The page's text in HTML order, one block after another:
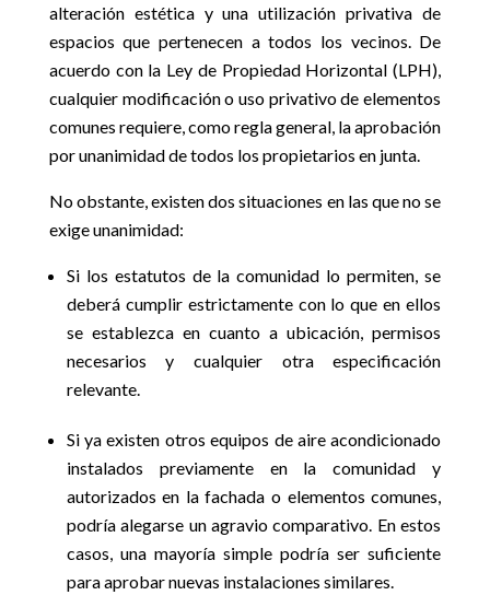
alteración estética y una utilización privativa de
espacios que pertenecen a todos los vecinos. De
acuerdo con la Ley de Propiedad Horizontal (LPH),
cualquier modificación o uso privativo de elementos
comunes requiere, como regla general, la aprobación
por unanimidad de todos los propietarios en junta.
No obstante, existen dos situaciones en las que no se
exige unanimidad:
Si los estatutos de la comunidad lo permiten, se
deberá cumplir estrictamente con lo que en ellos
se establezca en cuanto a ubicación, permisos
necesarios y cualquier otra especificación
relevante.
Si ya existen otros equipos de aire acondicionado
instalados previamente en la comunidad y
autorizados en la fachada o elementos comunes,
podría alegarse un agravio comparativo. En estos
casos, una mayoría simple podría ser suficiente
para aprobar nuevas instalaciones similares.